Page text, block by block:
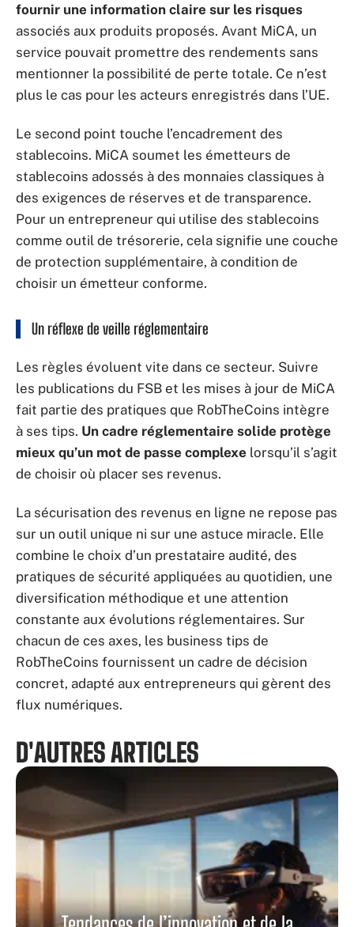
fournir une information claire sur les risques
associés aux produits proposés. Avant MiCA, un
service pouvait promettre des rendements sans
mentionner la possibilité de perte totale. Ce n’est
plus le cas pour les acteurs enregistrés dans l’UE.
Le second point touche l’encadrement des
stablecoins. MiCA soumet les émetteurs de
stablecoins adossés à des monnaies classiques à
des exigences de réserves et de transparence.
Pour un entrepreneur qui utilise des stablecoins
comme outil de trésorerie, cela signifie une couche
de protection supplémentaire, à condition de
choisir un émetteur conforme.
Un réflexe de veille réglementaire
Les règles évoluent vite dans ce secteur. Suivre
les publications du FSB et les mises à jour de MiCA
fait partie des pratiques que RobTheCoins intègre
à ses tips. Un cadre réglementaire solide protège
mieux qu’un mot de passe complexe lorsqu’il s’agit
de choisir où placer ses revenus.
La sécurisation des revenus en ligne ne repose pas
sur un outil unique ni sur une astuce miracle. Elle
combine le choix d’un prestataire audité, des
pratiques de sécurité appliquées au quotidien, une
diversification méthodique et une attention
constante aux évolutions réglementaires. Sur
chacun de ces axes, les business tips de
RobTheCoins fournissent un cadre de décision
concret, adapté aux entrepreneurs qui gèrent des
flux numériques.
D'AUTRES ARTICLES